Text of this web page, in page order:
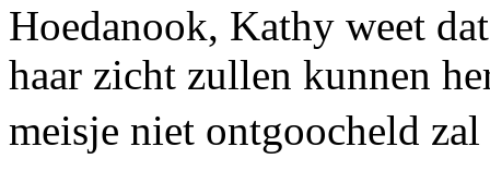
Hoedanook, Kathy weet
haar zicht zullen kunnen
meisje niet ontgoocheld zal